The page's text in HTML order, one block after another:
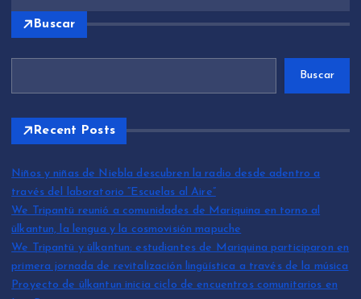
Buscar
Buscar
Recent Posts
Niños y niñas de Niebla descubren la radio desde adentro a
través del laboratorio “Escuelas al Aire”
We Tripantü reunió a comunidades de Mariquina en torno al
ülkantun, la lengua y la cosmovisión mapuche
We Tripantü y ülkantun: estudiantes de Mariquina participaron en
primera jornada de revitalización lingüística a través de la música
Proyecto de ülkantun inicia ciclo de encuentros comunitarios en